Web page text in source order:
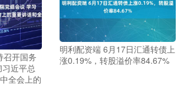
召开国务
近平总
全会上的
明利配资端 6月17日汇通转债上
涨0.19%，转股溢价率84.67%